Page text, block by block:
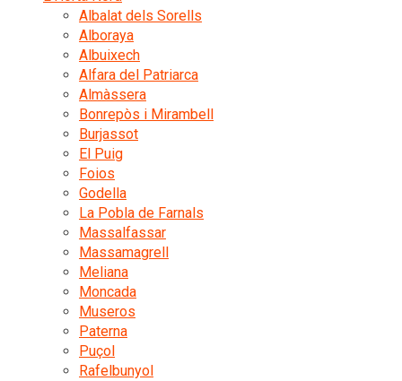
Albalat dels Sorells
Alboraya
Albuixech
Alfara del Patriarca
Almàssera
Bonrepòs i Mirambell
Burjassot
El Puig
Foios
Godella
La Pobla de Farnals
Massalfassar
Massamagrell
Meliana
Moncada
Museros
Paterna
Puçol
Rafelbunyol